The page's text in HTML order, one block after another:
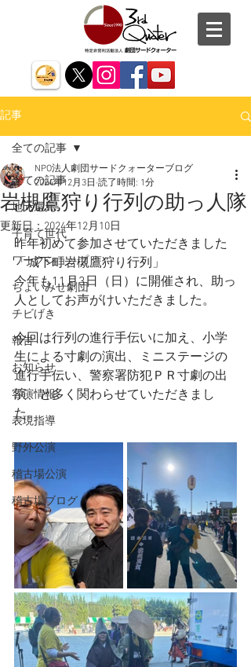
記事
全ての記事
地元還元
子育て世代
ワークショップ
ちょいみせ劇団
チビげき
報告
お知らせ
客演情報
表現指導
野外公演
稽古場公演
稽古場ブログ
全ての記事
岩槻鷹狩り行列の助っ人隊
NPO法人劇団サードクォーターブログ
2024年12月3日 読了時間: 1分
更新日：2024年12月10日
昨年初めて参加させていただきました
「城下町岩槻鷹狩り行列」
今年も11月3日（日）に開催され、助っ
人としてお声がけいただきました。
今回は行列の進行手伝いに加え、小学
生による寸劇の演出、ミニステージの
進行手伝い、警察署防犯ＰＲ寸劇の出
演、と多く関わらせていただきまし
た。